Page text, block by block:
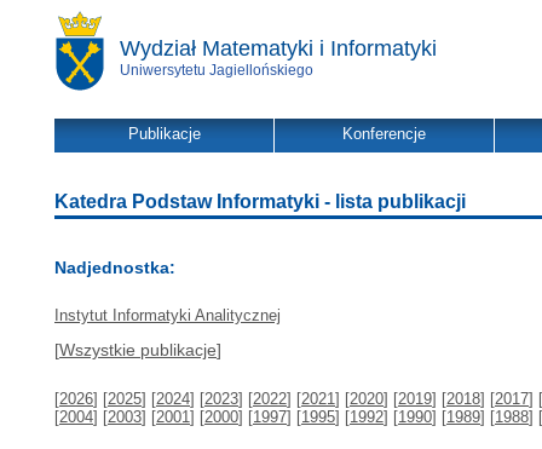
Wydział Matematyki i Informatyki
Uniwersytetu Jagiellońskiego
Publikacje Konferencje
Katedra Podstaw Informatyki - lista publikacji
Nadjednostka:
Instytut Informatyki Analitycznej
[Wszystkie publikacje]
[2026] [2025] [2024] [2023] [2022] [2021] [2020] [2019] [2018] [2017] [
[2004] [2003] [2001] [2000] [1997] [1995] [1992] [1990] [1989] [1988] [